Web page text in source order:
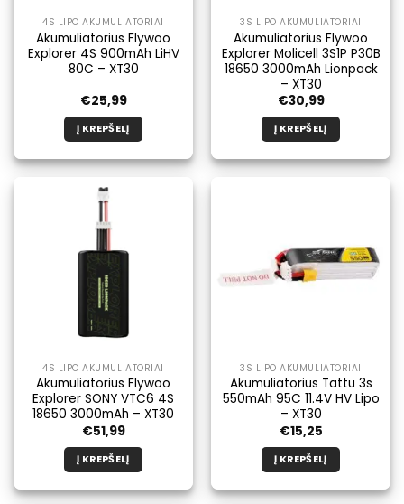
4S LIPO AKUMULIATORIAI
Akumuliatorius Flywoo
Explorer 4S 900mAh LiHV
80C – XT30
€25,99
Į KREPŠELĮ
3S LIPO AKUMULIATORIAI
Akumuliatorius Flywoo
Explorer Molicell 3S1P P30B
18650 3000mAh Lionpack
– XT30
€30,99
Į KREPŠELĮ
4S LIPO AKUMULIATORIAI
Akumuliatorius Flywoo
Explorer SONY VTC6 4S
18650 3000mAh – XT30
€51,99
Į KREPŠELĮ
3S LIPO AKUMULIATORIAI
Akumuliatorius Tattu 3s
550mAh 95C 11.4V HV Lipo
– XT30
€15,25
Į KREPŠELĮ